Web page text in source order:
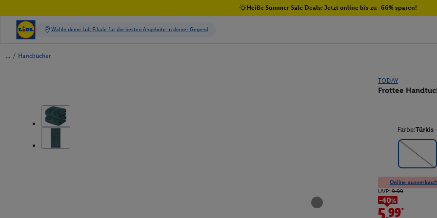
Heiße Summer Sale Deals: Jetzt online bis zu -66% sparen!
/ Handtücher
TODAY
Frottee
Farbe:Türkis
Online
UVP: 9.99
-40%
5.99*